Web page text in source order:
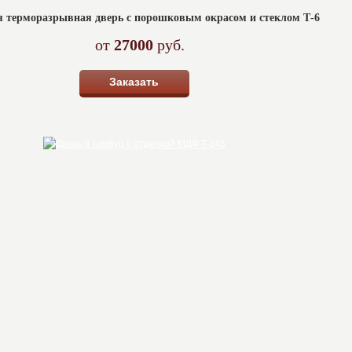
терморазрывная дверь с порошковым окрасом и стеклом Т-6
от27000 руб.
Заказать